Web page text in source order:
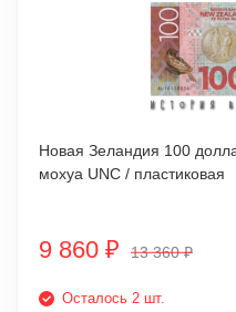
Новая Зеландия 100
мохуа UNC / пластиковая
9 860 ₽ 13 360₽
Осталось 2 шт.